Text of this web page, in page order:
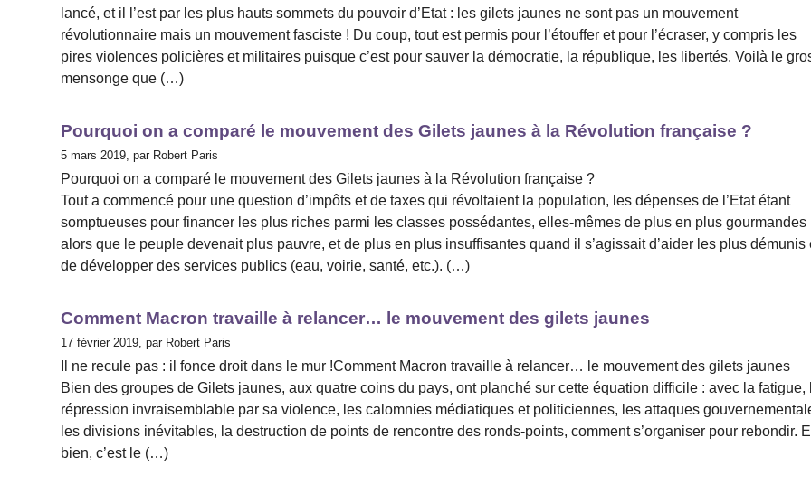
lancé, et il l’est par les plus hauts sommets du pouvoir d’Etat : les gilets jaunes ne sont pas un mouvement
révolutionnaire mais un mouvement fasciste ! Du coup, tout est permis pour l’étouffer et pour l’écraser, y compris les
pires violences policières et militaires puisque c’est pour sauver la démocratie, la république, les libertés. Voilà le
mensonge que (…)
Pourquoi on a comparé le mouvement des Gilets jaunes à la Révolution française ?
5 mars 2019, par Robert Paris
Pourquoi on a comparé le mouvement des Gilets jaunes à la Révolution française ?
Tout a commencé pour une question d’impôts et de taxes qui révoltaient la population, les dépenses de l’Etat étant
somptueuses pour financer les plus riches parmi les classes possédantes, elles-mêmes de plus en plus gourmandes
alors que le peuple devenait plus pauvre, et de plus en plus insuffisantes quand il s’agissait d’aider les plus démunis
de développer des services publics (eau, voirie, santé, etc.). (…)
Comment Macron travaille à relancer… le mouvement des gilets jaunes
17 février 2019, par Robert Paris
Il ne recule pas : il fonce droit dans le mur !Comment Macron travaille à relancer… le mouvement des gilets jaunes
Bien des groupes de Gilets jaunes, aux quatre coins du pays, ont planché sur cette équation difficile : avec la fatigue,
répression invraisemblable par sa violence, les calomnies médiatiques et politiciennes, les attaques
les divisions inévitables, la destruction de points de rencontre des ronds-points, comment s’organiser pour rebondir.
bien, c’est le (…)